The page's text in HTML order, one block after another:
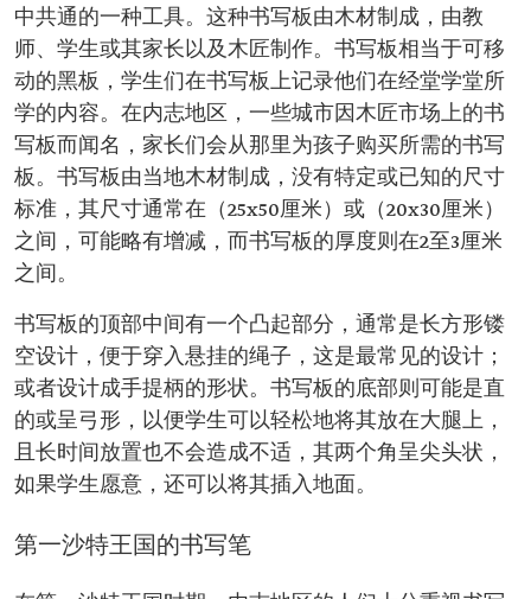
中共通的一种工具。这种书写板由木材制成，由教
师、学生或其家长以及木匠制作。书写板相当于可移
动的黑板，学生们在书写板上记录他们在经堂学堂所
学的内容。在内志地区，一些城市因木匠市场上的书
写板而闻名，家长们会从那里为孩子购买所需的书写
板。书写板由当地木材制成，没有特定或已知的尺寸
标准，其尺寸通常在（25x50厘米）或（20x30厘米）
之间，可能略有增减，而书写板的厚度则在2至3厘米
之间。
书写板的顶部中间有一个凸起部分，通常是长方形镂
空设计，便于穿入悬挂的绳子，这是最常见的设计；
或者设计成手提柄的形状。书写板的底部则可能是直
的或呈弓形，以便学生可以轻松地将其放在大腿上，
且长时间放置也不会造成不适，其两个角呈尖头状，
如果学生愿意，还可以将其插入地面。
第一沙特王国的书写笔